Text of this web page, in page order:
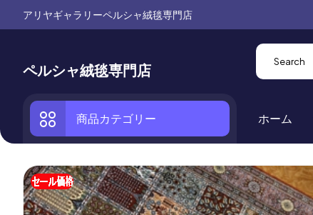
アリヤギャラリーペルシャ絨毯専門店
ペルシャ絨毯専門店
商品カテゴリー ホーム